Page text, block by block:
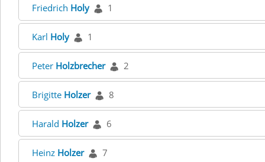
Friedrich Holy 1
Karl Holy 1
Peter Holzbrecher 2
Brigitte Holzer 8
Harald Holzer 6
Heinz Holzer 7